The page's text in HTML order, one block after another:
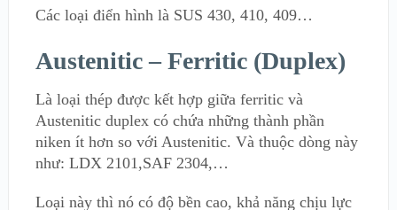
Các loại điển hình là SUS 430, 410, 409…
Austenitic – Ferritic (Duplex)
Là loại thép được kết hợp giữa ferritic và
Austenitic duplex có chứa những thành phần
niken ít hơn so với Austenitic. Và thuộc dòng này
như: LDX 2101,SAF 2304,…
Loại này thì nó có độ bền cao, khả năng chịu lực